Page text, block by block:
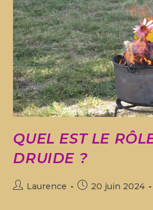
QUEL EST LE
DRUIDE ?
Laurence 20 juin 2024